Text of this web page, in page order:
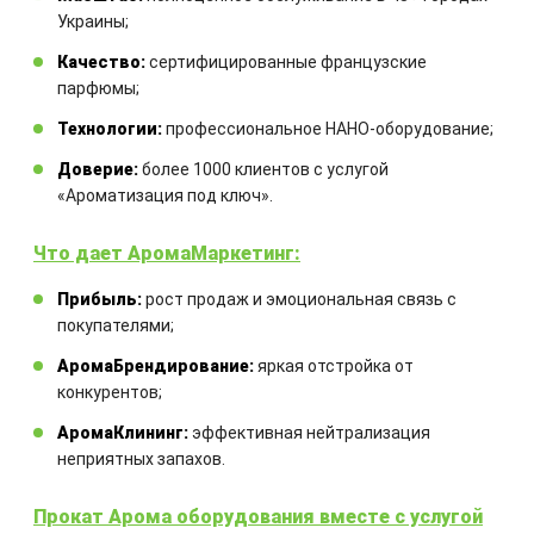
оборудования
рассчитывается для каждого
отдельного проекта
Другие товары
Украины;
Качество:сертифицированные французские
парфюмы;
Технологии:профессиональное НАНО-оборудование;
Доверие:более 1000 клиентов с услугой
«Ароматизация под ключ».
Что дает АромаМаркетинг:
Прибыль:рост продаж и эмоциональная связь с
покупателями;
АромаБрендирование:яркая отстройка от
конкурентов;
АромаКлининг:эффективная нейтрализация
неприятных запахов.
Прокат Арома оборудования вместе с услугой